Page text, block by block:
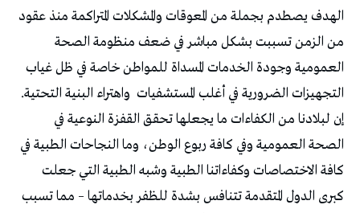
الهدف يصطدم بجملة من المعوقات والمشكلات المتراكمة منذ عقود
من الزمن تسببت بشكل مباشر في ضعف منظومة الصحة
العمومية وجودة الخدمات المسداة للمواطن خاصة في ظل غياب
التجهيزات الضرورية في أغلب المستشفيات واهتراء البنية التحتية.
إن لبلادنا من الكفاءات ما يجعلها تحقق القفزة النوعية في
الصحة العمومية وفي كافة ربوع الوطن، وما النجاحات الطبية في
كافة الاختصاصات وكفاءاتنا الطبية وشبه الطبية التي جعلت
كبرى الدول المتقدمة تتنافس بشدة للظفر بخدماتها – مما تسبب